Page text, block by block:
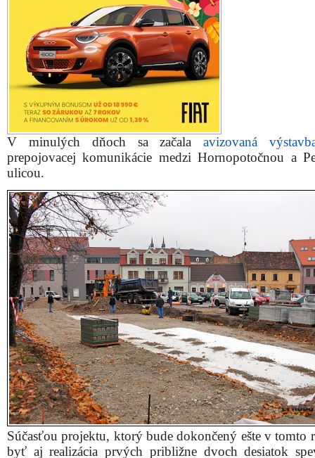
V minulých dňoch sa začalaavizovaná
prepojovacej komunikácie medzi Hornopotočnou a
ulicou.
Súčasťou projektu, ktorý bude dokončený ešte v tomto
byť aj realizácia prvých približne dvoch desiatok